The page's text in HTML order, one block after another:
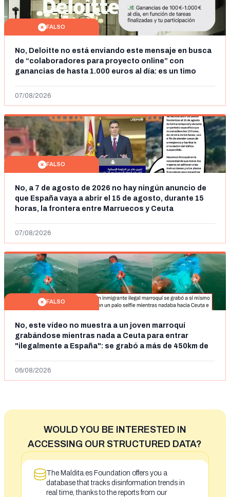
FALSO
No, Deloitte no está enviando este mensaje en busca
de “colaboradores para proyecto online” con
ganancias de hasta 1.000 euros al día: es un timo
07/08/2026
FALSO
No, a 7 de agosto de 2026 no hay ningún anuncio de
que España vaya a abrir el 15 de agosto, durante 15
horas, la frontera entre Marruecos y Ceuta
07/08/2026
FALSO
No, este vídeo no muestra a un joven marroquí
grabándose mientras nada a Ceuta para entrar
"ilegalmente a España": se grabó a más de 450km de
06/08/2026
WOULD YOU BE INTERESTED IN
ACCESSING OUR STRUCTURED DATA?
The Maldita.es Foundation offers you a
database that tracks disinformation trends in
real time, thanks to the reports from our